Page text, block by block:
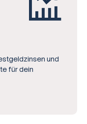
und
für dein